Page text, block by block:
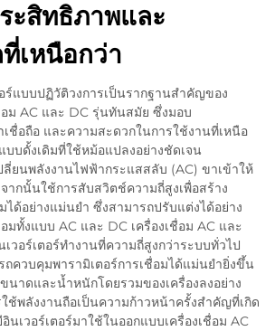
ะสิทธิภาพและ
เหนือกว่า
ร์แบบปฏิวัติวงการเป็นรากฐานสำคัญของ
ม AC และ DC รุ่นทันสมัย ซึ่งมอบ
ชื่อถือ และความสะดวกในการใช้งานที่เหนือ
บบดั้งเดิมที่ใช้หม้อแปลงอย่างชัดเจน
ลี่ยนพลังงานไฟฟ้ากระแสสลับ (AC) ขาเข้าให้
ากนั้นใช้การสับสวิตช์ความถี่สูงเพื่อสร้าง
ด้อย่างแม่นยำ ซึ่งสามารถปรับแต่งได้อย่าง
มทั้งแบบ AC และ DC เครื่องเชื่อม AC และ
วอร์เตอร์ทำงานที่ความถี่สูงกว่าระบบทั่วไป
ถควบคุมพารามิเตอร์การเชื่อมได้แม่นยำยิ่งขึ้น
าดและน้ำหนักโดยรวมของเครื่องลงอย่าง
ช้พลังงานถือเป็นความก้าวหน้าครั้งสำคัญที่เกิด
นเวอร์เตอร์มาใช้ในออกแบบเครื่องเชื่อม AC